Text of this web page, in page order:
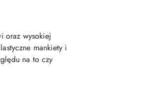
oraz wysokiej
mankiety i
na to czy